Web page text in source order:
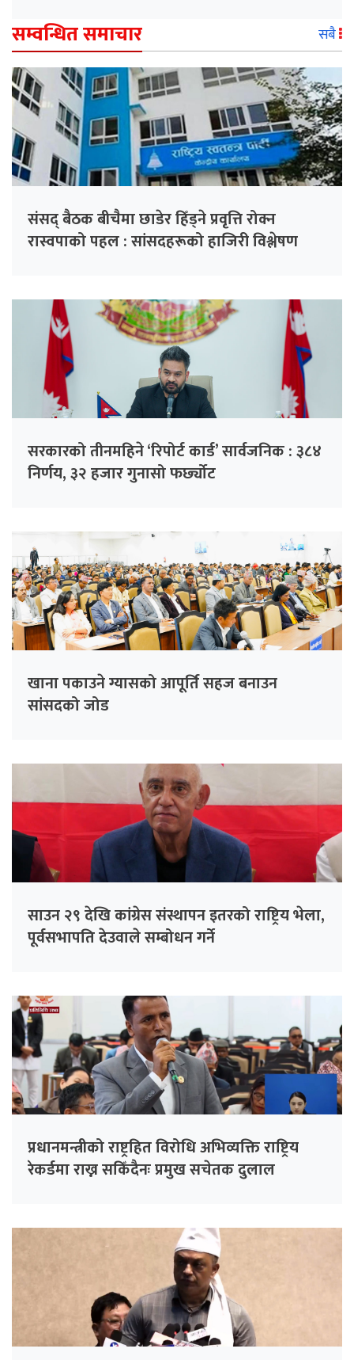
सम्वन्धित समाचार सबै
संसद् बैठक बीचैमा छाडेर हिँड्ने प्रवृत्ति रोक्न
रास्वपाको पहल : सांसदहरूको हाजिरी विश्लेषण
सरकारको तीनमहिने ‘रिपोर्ट कार्ड’ सार्वजनिक : ३८४
निर्णय, ३२ हजार गुनासो फर्छ्योट
खाना पकाउने ग्यासको आपूर्ति सहज बनाउन
सांसदको जोड
साउन २९ देखि कांग्रेस संस्थापन इतरको राष्ट्रिय भेला,
पूर्वसभापति देउवाले सम्बोधन गर्ने
प्रधानमन्त्रीको राष्ट्रहित विरोधि अभिव्यक्ति राष्ट्रिय
रेकर्डमा राख्न सकिँदैनः प्रमुख सचेतक दुलाल